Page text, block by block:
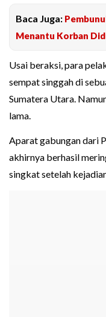
Baca Juga:
Menantu Korban
Usai beraksi, para
sempat singgah di
Sumatera Utara.
lama.
Aparat gabungan dari
akhirnya berhasil
singkat setelah